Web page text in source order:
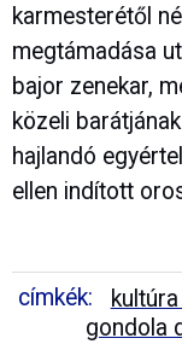
karmesterétől
megtámadása
bajor zenekar,
közeli
hajlandó
ellen indított
címkék:
gondola